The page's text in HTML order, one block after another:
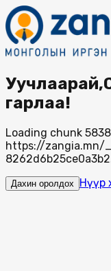
гарлаа!
Loading chunk
https://zangia.mn/
Дахин оролдох Нүүр